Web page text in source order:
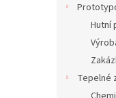
Hutní
Tepelné